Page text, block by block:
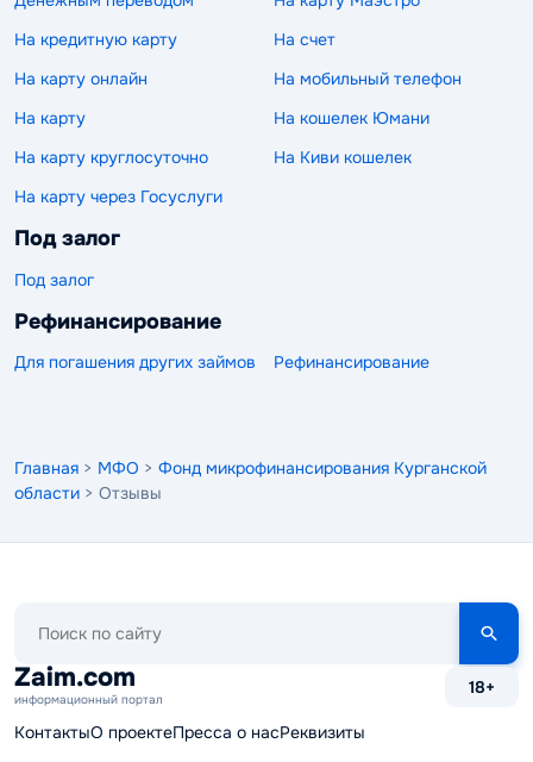
На кредитную карту
На счет
На карту онлайн
На мобильный телефон
На карту
На кошелек Юмани
На карту круглосуточно
На Киви кошелек
На карту через Госуслуги
Под залог
Под залог
Рефинансирование
Для погашения других займов Рефинансирование
Главная > МФО > Фонд микрофинансирования Курганской
области > Отзывы
сайту
Zaim.com
информационный портал
18+
КонтактыО проектеПресса о насРеквизиты